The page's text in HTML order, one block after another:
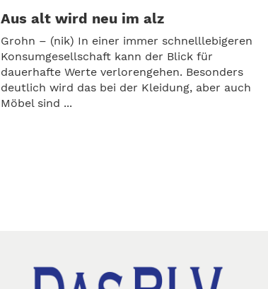
Aus alt wird neu im alz
Grohn – (nik) In einer immer schnelllebigeren
Konsumgesellschaft kann der Blick für
dauerhafte Werte verlorengehen. Besonders
deutlich wird das bei der Kleidung, aber auch
Möbel sind ...